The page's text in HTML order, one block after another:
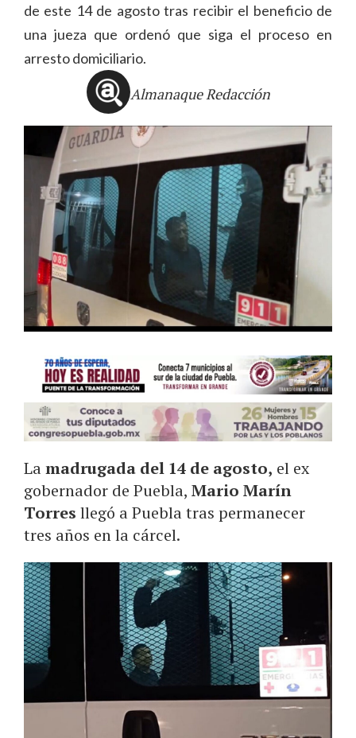
de este 14 de agosto tras recibir el beneficio de
una jueza que ordenó que siga el proceso en
arresto domiciliario.
Almanaque Redacción
Lamadrugada del 14 de agosto, el ex
gobernador de Puebla, Mario Marín
Torres llegó a Puebla tras permanecer
tres años en la cárcel.